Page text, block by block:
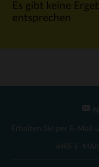
Es gibt keine
entsprechen
Erhalten Sie per E-Mail